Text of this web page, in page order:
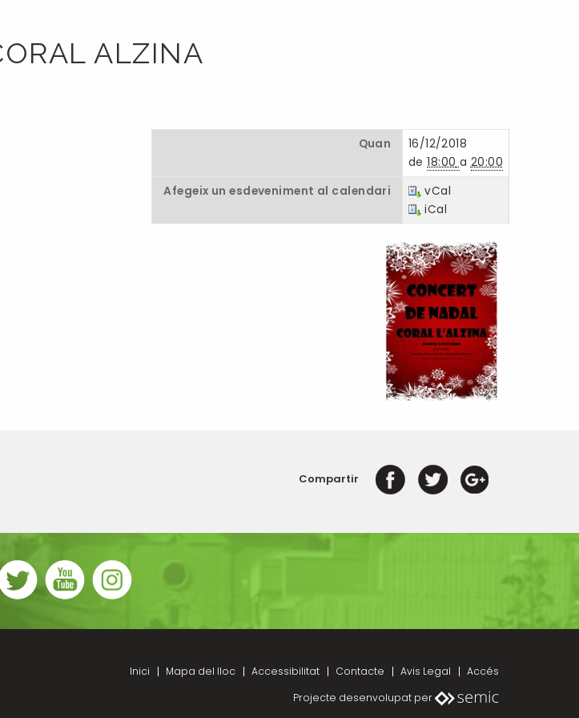
ALZINA
Quan
16/12/2018
de18:00 a 20:00
Afegeix un esdeveniment al calendari
vCal
iCal
Compartir
Inici Mapa del lloc Accessibilitat Contacte Avis Legal
Accés
Projecte desenvolupat per